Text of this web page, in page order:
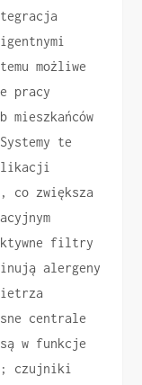
możliwe
pracy
te
co zwiększa
filtry
alergeny
centrale
w funkcje
czujniki